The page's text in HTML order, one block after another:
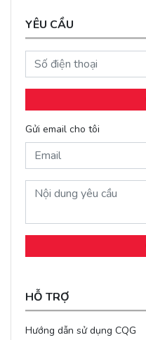
YÊU CẦU
Gửi email cho tôi
HỖ TRỢ
Hướng dẫn sử dụng CQG